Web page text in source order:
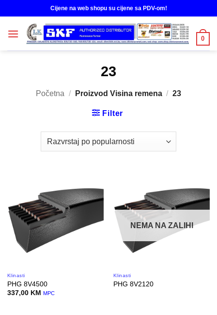
to
content
Cijene na web shopu su cijene sa PDV-om!
0
23
Početna / Proizvod Visina remena / 23
Filter
Klinasti
PHG 8V4500
337,00 KM MPC
NEMA NA ZALIHI
Klinasti
PHG 8V2120